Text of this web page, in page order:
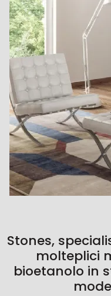
Stones,
molteplici
bioetanolo in